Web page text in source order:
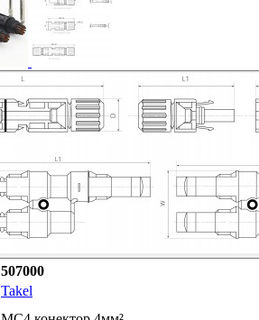
507000
Takel